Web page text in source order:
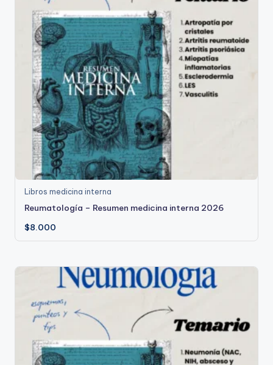
Libros medicina interna
Reumatología – Resumen medicina interna 2026
$8.000